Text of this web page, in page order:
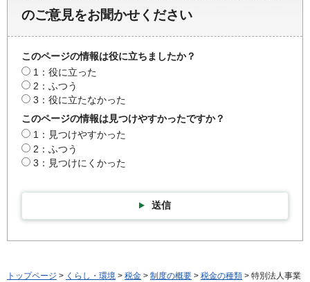
のご意見をお聞かせください
このページの情報は役に立ちましたか？
1：役に立った
2：ふつう
3：役に立たなかった
このページの情報は見つけやすかったですか？
1：見つけやすかった
2：ふつう
3：見つけにくかった
送信
トップページ > くらし・環境 > 税金 > 制度の概要 > 税金の種類 > 特別法人事業